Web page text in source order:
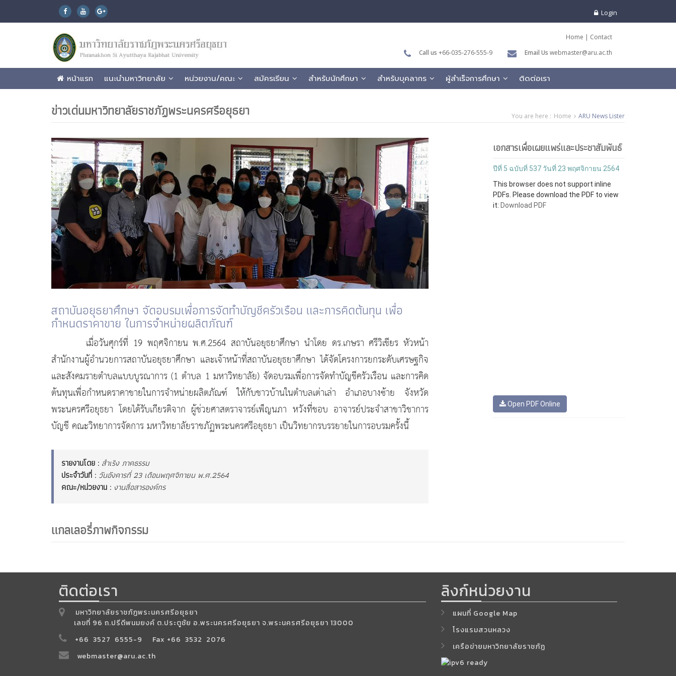
Login
Home | Contact
Call us +66-035-276-555-9 Email Us webmaster@aru.ac.th
หน้าแรก แนะนำมหาวิทยาลัย หน่วยงาน/คณะ สมัครเรียน สำหรับนักศึกษา สำหรับบุคลากร ผู้สำเร็จการศึกษา ติดต่อเรา
ข่าวเด่นมหาวิทยาลัยราชภัฏพระนครศรีอยุธยา You are here : Home ARU News Lister
สถาบันอยุธยาศึกษา จัดอบรมเพื่อการจัดทำบัญชีครัวเรือน และการคิดต้นทุน เพื่อ
กำหนดราคาขาย ในการจำหน่ายผลิตภัณฑ์
เมื่อวันศุกร์ที่ 19 พฤศจิกายน พ.ศ.2564 สถาบันอยุธยาศึกษา นำโดย ดร.เกษรา ศรีวิเชียร หัวหน้า
สำนักงานผู้อำนวยการสถาบันอยุธยาศึกษา และเจ้าหน้าที่สถาบันอยุธยาศึกษา ได้จัดโครงการยกระดับเศรษฐกิจ
และสังคมรายตำบลแบบบูรณาการ (1 ตำบล 1 มหาวิทยาลัย) จัดอบรมเพื่อการจัดทำบัญชีครัวเรือน และการคิด
ต้นทุนเพื่อกำหนดราคาขายในการจำหน่ายผลิตภัณฑ์ ให้กับชาวบ้านในตำบลเต่าเล่า อำเภอบางซ้าย จังหวัด
พระนครศรีอยุธยา โดยได้รับเกียรติจาก ผู้ช่วยศาสตราจารย์เพ็ญนภา หวังที่ชอบ อาจารย์ประจำสาขาวิชาการ
บัญชี คณะวิทยาการจัดการ มหาวิทยาลัยราชภัฏพระนครศรีอยุธยา เป็นวิทยากรบรรยายในการอบรมครั้งนี้
รายงานโดย : สำเริง ภาคธรรม
ประจำวันที่ : วันอังคารที่ 23 เดือนพฤศจิกายน พ.ศ.2564
คณะ/หน่วยงาน : งานสื่อสารองค์กร
เอกสารเพื่อเผยแพร่และประชาสัมพันธ์
ปีที่ 5 ฉบับที่ 537 วันที่ 23 พฤศจิกายน 2564
This browser does not support inline
PDFs. Please download the PDF to view
it: Download PDF
Open PDF Online
แกลเลอรี่ภาพกิจกรรม
ติดต่อเรา
มหาวิทยาลัยราชภัฏพระนครศรีอยุธยา
เลขที่ 96 ถ.ปรีดีพนมยงค์ ต.ประตูชัย อ.พระนครศรีอยุธยา จ.พระนครศรีอยุธยา 13000
+66 3527 6555-9 Fax +66 3532 2076
webmaster@aru.ac.th
ลิงก์หน่วยงาน
แผนที่ Google Map
โรงแรมสวนหลวง
เครือข่ายมหาวิทยาลัยราชภัฏ